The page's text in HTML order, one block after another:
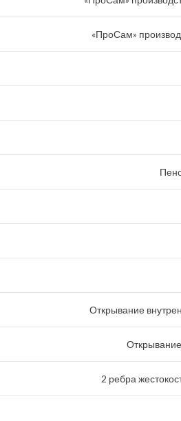
«ПроСам»
Открывание
2 ребра